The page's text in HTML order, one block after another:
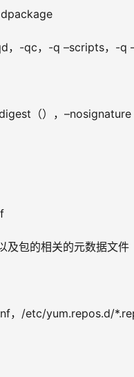
，-qc，-q –scripts，-q
（），–nosignature
包的相关的元数据文件
，/etc/yum.repos.d/